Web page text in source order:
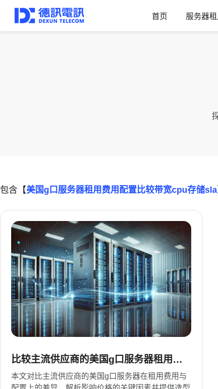
首页 服务器
包含【美国g口服务器租用费用配置比较带宽cpu存储sla
比较主流供应商的美国g口服务器租用费
用与配置差异
本文对比主流供应商的美国g口服务器在租用费用与